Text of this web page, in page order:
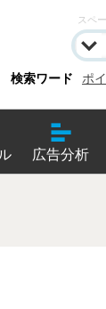
スペ
検索ワード ポ
広告分析